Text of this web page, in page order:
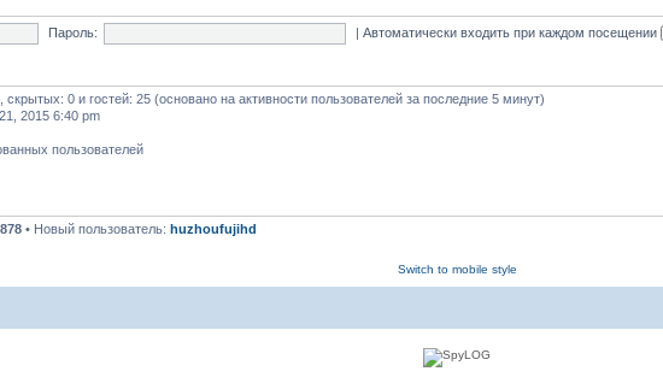
Пароль: |Автоматически входить при каждом посещении
скрытых: 0 и гостей: 25 (основано на активности пользователей за последние 5 минут)
2015 6:40 pm
пользователей
• Новый пользователь: huzhoufujihd
Switch to mobile style